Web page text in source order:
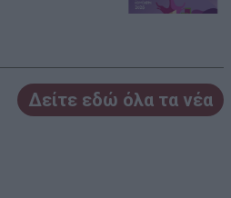
Δείτε εδώ όλα τα νέα